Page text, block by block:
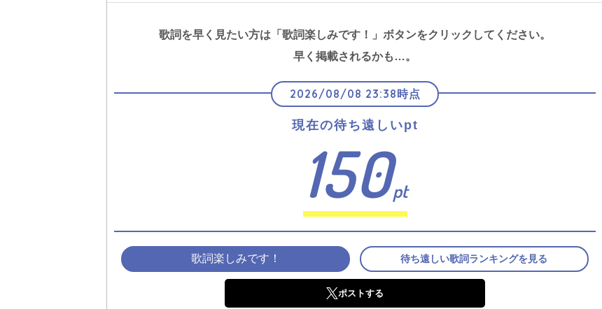
歌詞を早く見たい方は 「歌詞楽しみです！」 ボタンをクリックしてください。
早く掲載されるかも…。
2026/08/08 23:38時点
現在の待ち遠しいpt
150pt
歌詞楽しみです！ 待ち遠しい歌詞ランキングを見る
ポストする